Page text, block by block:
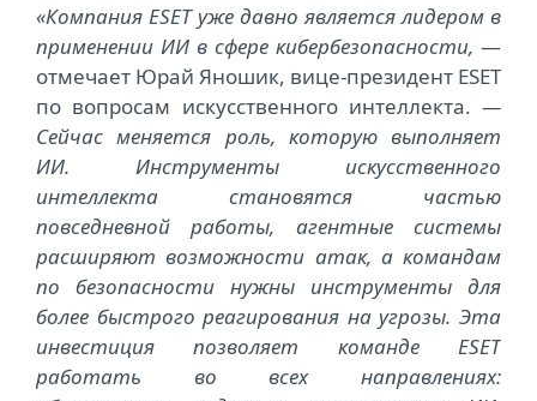
«Компания ESET уже давно является лидером в
применении ИИ в сфере кибербезопасности, —
отмечает Юрай Яношик, вице-президент ESET
по вопросам искусственного интеллекта. —
Сейчас меняется роль, которую выполняет
ИИ. Инструменты искусственного
интеллекта становятся частью
повседневной работы, агентные системы
расширяют возможности атак, а командам
по безопасности нужны инструменты для
более быстрого реагирования на угрозы. Эта
инвестиция позволяет команде ESET
работать во всех направлениях: